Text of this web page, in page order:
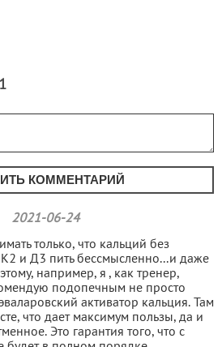
1
КОММЕНТАРИЙ
2021-06-24
только, что кальций без
и Д3 пить бессмысленно...и даже
например, я , как тренер,
подопечным не просто
активатор кальция. Там
что дает максимум пользы, да и
Это гарантия того, что с